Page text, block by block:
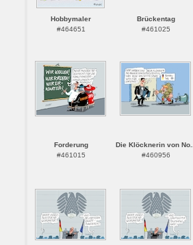
Hobbymaler
#464651
Brückentag
#461025
Forderung
#461015
Die Klöcknerin von No...
#460956